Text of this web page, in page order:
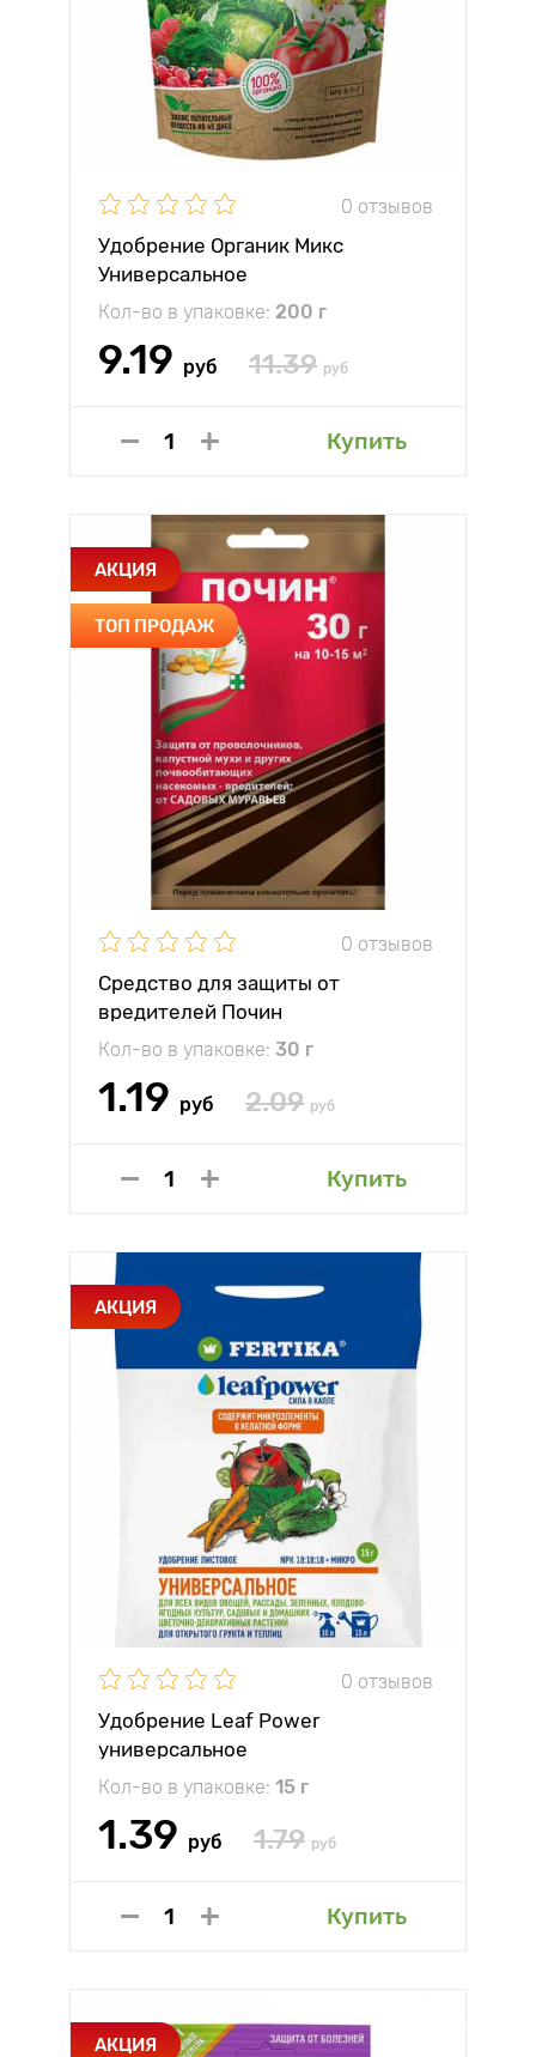
0 отзывов
Удобрение Органик Микс
Универсальное
Кол-во в упаковке: 200 г
9.19 руб 11.39 руб
Купить
АКЦИЯ
ТОП ПРОДАЖ
0 отзывов
Средство для защиты от
вредителей Почин
Кол-во в упаковке: 30 г
1.19 руб 2.09 руб
Купить
АКЦИЯ
0 отзывов
Удобрение Leaf Power
универсальное
Кол-во в упаковке: 15 г
1.39 руб 1.79 руб
Купить
АКЦИЯ